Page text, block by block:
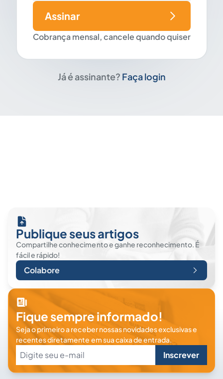
Cobrança mensal, cancele quando quiser
Assinar
Já é assinante? Faça login
Publique seus artigos
Compartilhe conhecimento e ganhe reconhecimento. É
fácil e rápido!
Colabore
Fique sempre informado!
Seja o primeiro a receber nossas novidades exclusivas e
recentes diretamente em sua caixa de entrada.
Inscrever